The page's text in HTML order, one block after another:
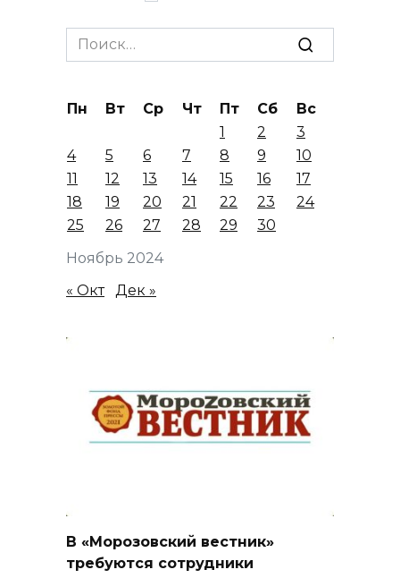
Search
for:
Ноябрь 2024
Пн Вт Ср Чт Пт Сб
Вс
1
2
3
4
5 6 7 8 9
10
11
12 13 14 15 16
17
18
19 20 21 22 23
24
25
26 27 28 29 30
« Окт Дек »
В «Морозовский вестник»
требуются сотрудники